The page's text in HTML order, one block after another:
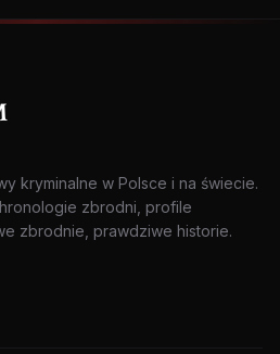
kryminalne w Polsce i na świecie.
zbrodni, profile
zbrodnie, prawdziwe historie.